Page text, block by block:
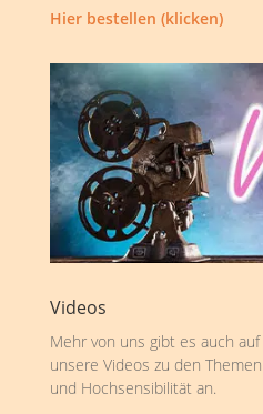
Hier bestellen (klicken)
Videos
Mehr von uns gibt es auch auf
unsere Videos zu den
und Hochsensibilität an.